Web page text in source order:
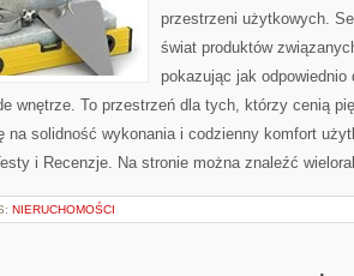
przestrzeni użytkowych.
świat produktów
pokazując jak odpowiednio
wnętrze. To przestrzeń dla tych, którzy cenią
na solidność wykonania i codzienny komfort
i Recenzje. Na stronie można znaleźć
NIERUCHOMOŚCI